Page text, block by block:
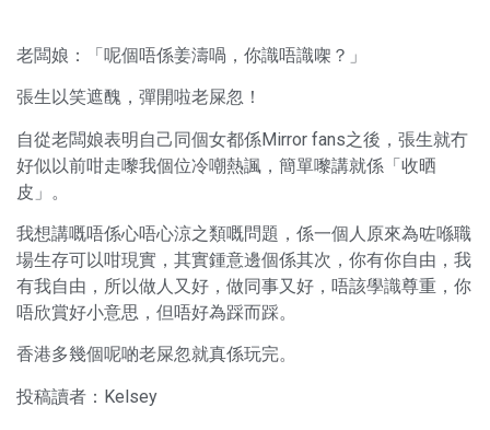
老闆娘：「呢個唔係姜濤喎，你識唔識㗎？」
張生以笑遮醜，彈開啦老屎忽！
自從老闆娘表明自己同個女都係Mirror fans之後，張生就冇
好似以前咁走嚟我個位冷嘲熱諷，簡單嚟講就係「收晒
皮」。
我想講嘅唔係心唔心涼之類嘅問題，係一個人原來為咗喺職
場生存可以咁現實，其實鍾意邊個係其次，你有你自由，我
有我自由，所以做人又好，做同事又好，唔該學識尊重，你
唔欣賞好小意思，但唔好為踩而踩。
香港多幾個呢啲老屎忽就真係玩完。
投稿讀者：Kelsey